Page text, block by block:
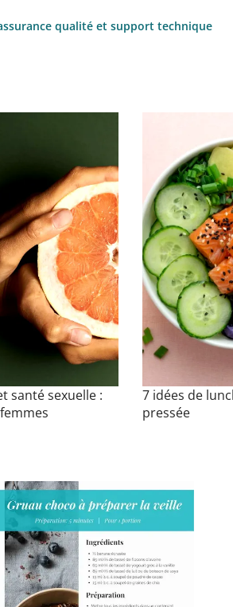
qualité et support technique
santé sexuelle :
7 idées de
pressée